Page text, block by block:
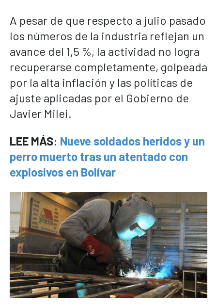
A pesar de que respecto a julio pasado
los números de la industria reflejan un
avance del 1,5 %, la actividad no logra
recuperarse completamente, golpeada
por la alta inflación y las políticas de
ajuste aplicadas por el Gobierno de
Javier Milei.
LEE MÁS: Nueve soldados heridos y un
perro muerto tras un atentado con
explosivos en Bolívar